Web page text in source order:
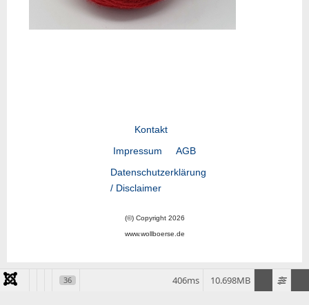
Kontakt
Impressum
AGB
Datenschutzerklärung
/ Disclaimer
(©) Copyright 2026
www.wollboerse.de
36 10.698MB
406ms